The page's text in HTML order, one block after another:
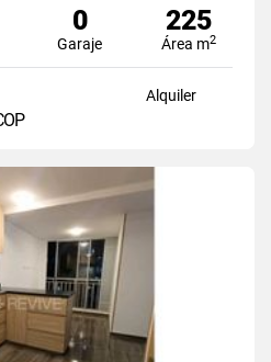
0
Garaje
225
Área m2
Alquiler